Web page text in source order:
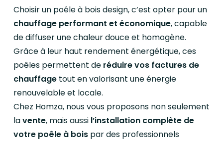
Choisir un poêle à bois design, c’est opter pour un
chauffage performant et économique, capable
de diffuser une chaleur douce et homogène.
Grâce à leur haut rendement énergétique, ces
poêles permettent de réduire vos factures de
chauffagetout en valorisant une énergie
renouvelable et locale.
Chez Homza, nous vous proposons non seulement
lavente, mais aussi l’installation complète de
votre poêle à boispar des professionnels